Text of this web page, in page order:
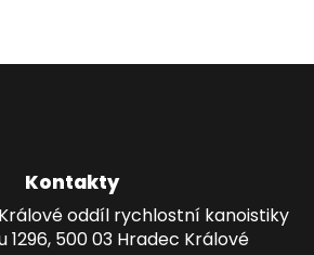
Kontakty
oddíl rychlostní kanoistiky
1296, 500 03 Hradec Králové